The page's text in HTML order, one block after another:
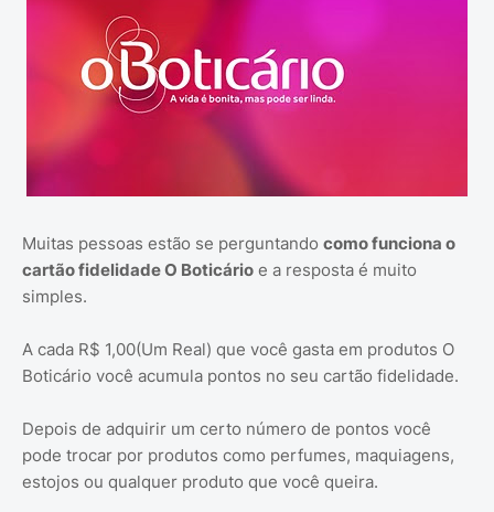
Muitas pessoas estão se perguntando como funciona o
cartão fidelidade O Boticário e a resposta é muito
simples.
A cada R$ 1,00(Um Real) que você gasta em produtos O
Boticário você acumula pontos no seu cartão fidelidade.
Depois de adquirir um certo número de pontos você
pode trocar por produtos como perfumes, maquiagens,
estojos ou qualquer produto que você queira.